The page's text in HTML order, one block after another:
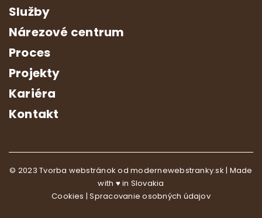
Služby
Nárezové centrum
Proces
Projekty
Kariéra
Kontakt
© 2023Tvorba webstránok od modernewebstranky.sk | Made
with ♥ in Slovakia
Cookies | Spracovanie osobných údajov